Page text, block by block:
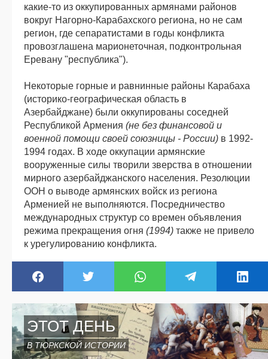
какие-то из оккупированных армянами районов
вокруг Нагорно-Карабахского региона, но не сам
регион, где сепаратистами в годы конфликта
провозглашена марионеточная, подконтрольная
Еревану "республика").
Некоторые горные и равнинные районы Карабаха
(историко-географическая область в
Азербайджане) были оккупированы соседней
Республикой Армения (не без финансовой и
военной помощи своей союзницы - России) в 1992-
1994 годах. В ходе оккупации армянские
вооруженные силы творили зверства в отношении
мирного азербайджанского населения. Резолюции
ООН о выводе армянских войск из региона
Арменией не выполняются. Посредничество
международных структур со времен объявления
режима прекращения огня (1994) также не привело
к урегулированию конфликта.
ЭТОТ ДЕНЬ
В ТЮРКСКОЙ ИСТОРИИ